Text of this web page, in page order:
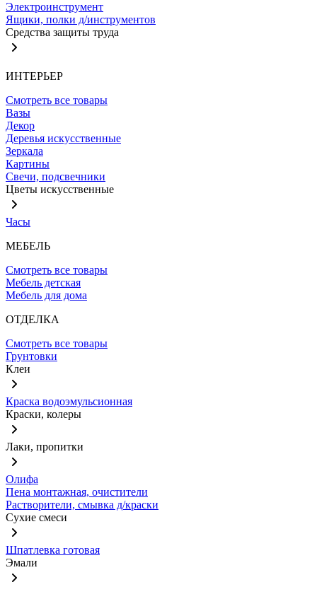
Электроинструмент
Ящики, полки д/инструментов
Средства защиты труда
ИНТЕРЬЕР
Смотреть все товары
Вазы
Декор
Деревья искусственные
Зеркала
Картины
Свечи, подсвечники
Цветы искусственные
Часы
МЕБЕЛЬ
Смотреть все товары
Мебель детская
Мебель для дома
ОТДЕЛКА
Смотреть все товары
Грунтовки
Клеи
Краска водоэмульсионная
Краски, колеры
Лаки, пропитки
Олифа
Пена монтажная, очистители
Растворители, смывка д/краски
Сухие смеси
Шпатлевка готовая
Эмали